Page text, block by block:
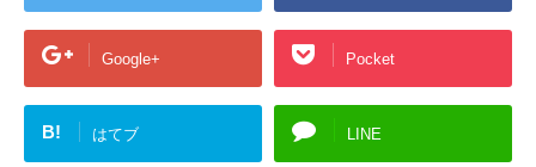
Google+ Pocket
B! はてブ LINE